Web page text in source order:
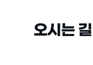
오시는 길